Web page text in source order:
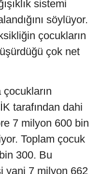
sistemi
söylüyor.
çocukların
çok net
tarafından dahi
7 milyon 600 bin
Toplam çocuk
300. Bu
yani 7 milyon 662